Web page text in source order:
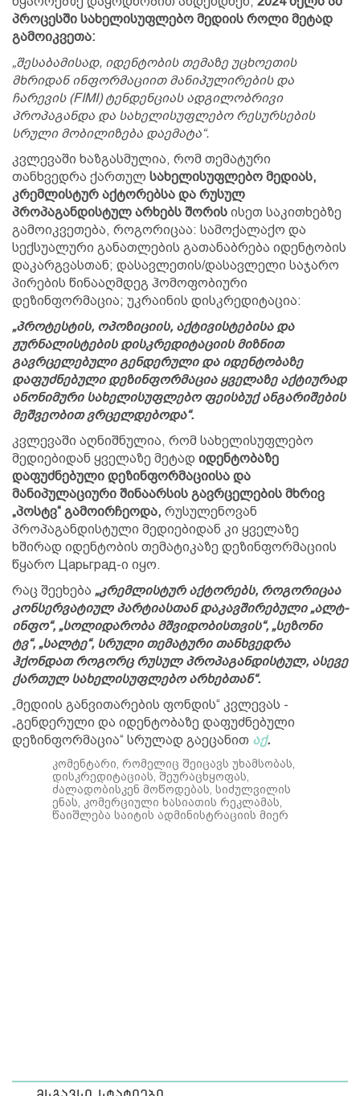
პროცესში სახელისუფლებო მედიის როლი მეტად
გამოიკვეთა:
„შესაბამისად, იდენტობის თემაზე უცხოეთის
მხრიდან ინფორმაციით მანიპულირების და
ჩარევის (FIMI) ტენდენციას ადგილობრივი
პროპაგანდა და სახელისუფლებო რესურსების
სრული მობილიზება დაემატა“.
კვლევაში ხაზგასმულია, რომ თემატური
თანხვედრა ქართულ სახელისუფლებო მედიას,
კრემლისტურ აქტორებსა და რუსულ
პროპაგანდისტულ არხებს შორის ისეთ საკითხებზე
გამოიკვეთება, როგორიცაა: სამოქალაქო და
სექსუალური განათლების გათანაბრება იდენტობის
დაკარგვასთან; დასავლეთის/დასავლელი საჯარო
პირების წინააღმდეგ ჰომოფობიური
დეზინფორმაცია; უკრაინის დისკრედიტაცია:
„პროტესტის, ოპოზიციის, აქტივისტებისა და
ჟურნალისტების დისკრედიტაციის მიზნით
გავრცელებული გენდერული და იდენტობაზე
დაფუძნებული დეზინფორმაცია ყველაზე აქტიურად
ანონიმური სახელისუფლებო ფეისბუქ ანგარიშების
მეშვეობით ვრცელდებოდა“.
კვლევაში აღნიშნულია, რომ სახელისუფლებო
მედიებიდან ყველაზე მეტად იდენტობაზე
დაფუძნებული დეზინფორმაციისა და
მანიპულაციური შინაარსის გავრცელების მხრივ
„პოსტვ“ გამოირჩეოდა, რუსულენოვან
პროპაგანდისტული მედიებიდან კი ყველაზე
ხშირად იდენტობის თემატიკაზე დეზინფორმაციის
წყარო Царьград-ი იყო.
რაც შეეხება „კრემლისტურ აქტორებს, როგორიცაა
კონსერვატიულ პარტიასთან დაკავშირებული „ალტ-
ინფო“, „სოლიდარობა მშვიდობისთვის“, „სეზონი
ტვ“, „სალტე“, სრული თემატური თანხვედრა
ჰქონდათ როგორც რუსულ პროპაგანდისტულ, ასევე
ქართულ სახელისუფლებო არხებთან“.
„მედიის განვითარების ფონდის“ კვლევას -
„გენდერული და იდენტობაზე დაფუძნებული
დეზინფორმაცია“ სრულად გაეცანით აქ.
კომენტარი, რომელიც შეიცავს უხამსობას,
დისკრედიტაციას, შეურაცხყოფას,
ძალადობისკენ მოწოდებას, სიძულვილის
ენას, კომერციული ხასიათის რეკლამას,
წაიშლება საიტის ადმინისტრაციის მიერ